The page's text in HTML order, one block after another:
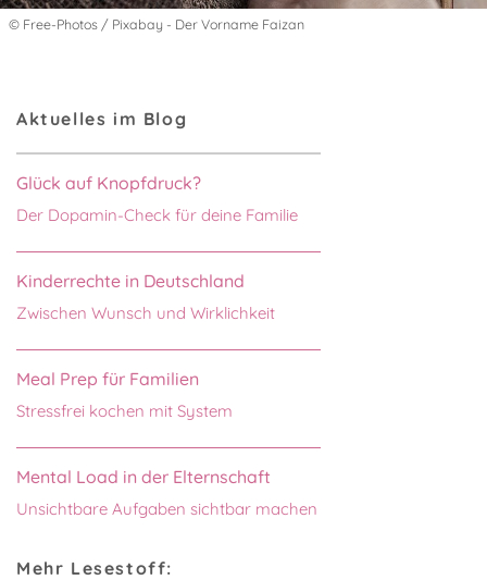
© Free-Photos / Pixabay - Der Vorname Faizan
Aktuelles im Blog
Glück auf Knopfdruck?
Der Dopamin-Check für deine Familie
Kinderrechte in Deutschland
Zwischen Wunsch und Wirklichkeit
Meal Prep für Familien
Stressfrei kochen mit System
Mental Load in der Elternschaft
Unsichtbare Aufgaben sichtbar machen
Mehr Lesestoff: